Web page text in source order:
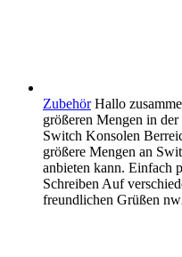
Zubehör Hallo
größeren Mengen in
Switch Konsolen
größere Mengen an
anbieten kann. Einfach
Schreiben Auf
freundlichen Grüßen